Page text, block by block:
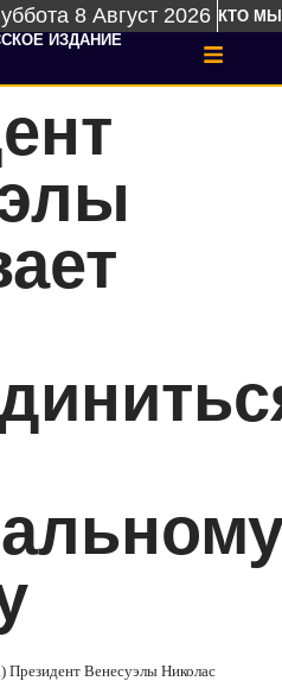
8 Август 2026 КТО МЫ
ИЗДАНИЕ
Президент Венесуэлы Николас